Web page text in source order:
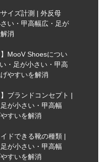
イズ計測 | 外反母
い・甲高幅広・足が
消
MooV Shoesについ
・足が小さい・甲高
やすいを解消
ブランドコンセプト |
が小さい・甲高幅
すいを解消
ドできる靴の種類 |
が小さい・甲高幅
すいを解消